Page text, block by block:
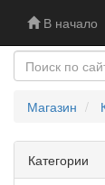
В начало
Магазин
Категории